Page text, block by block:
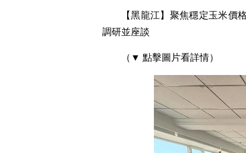
【黑龍江】聚焦穩定玉米價
調研並座談
（▼ 點擊圖片看詳情）